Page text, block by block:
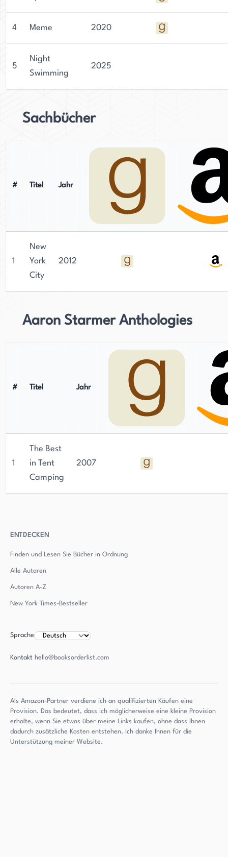
4 Meme 2020
5
Night
Swimming
2025
Sachbücher
# Titel Jahr
1
New
York
City
2012
Aaron Starmer Anthologies
# Titel Jahr
1
The Best
in Tent
Camping
2007
ENTDECKEN
Finden und Lesen Sie Bücher in Ordnung
Alle Autoren
Autoren A-Z
New York Times-Bestseller
Sprache
Kontakt hello@booksorderlist.com
Als Amazon-Partner verdiene ich an qualifizierten Käufen eine
Provision. Das bedeutet, dass ich möglicherweise eine kleine Provision
erhalte, wenn Sie etwas über meine Links kaufen, ohne dass Ihnen
dadurch zusätzliche Kosten entstehen. Ich danke Ihnen für die
Unterstützung meiner Website.